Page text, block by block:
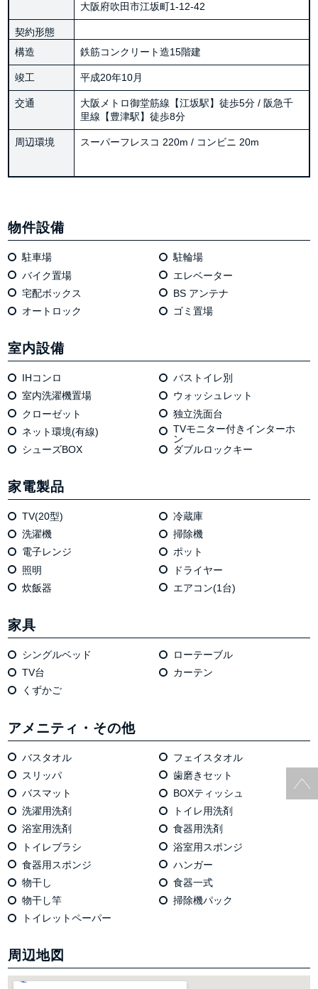
大阪府吹田市江坂町1‐12‐42
契約形態
構造
鉄筋コンクリート造15階建
竣工 平成20年10月
交通
大阪メトロ御堂筋線【江坂駅】徒歩5分 / 阪急千
里線【豊津駅】徒歩8分
周辺環境 スーパーフレスコ 220m / コンビニ 20m
物件設備
駐車場
駐輪場
バイク置場
エレベーター
宅配ボックス
BS アンテナ
オートロック
ゴミ置場
室内設備
IHコンロ
バストイレ別
室内洗濯機置場
ウォッシュレット
クローゼット
独⽴洗⾯台
ネット環境(有線)
TVモニター付きインターホ
ン
シューズBOX
ダブルロックキー
家電製品
TV(20型)
冷蔵庫
洗濯機
掃除機
電⼦レンジ
ポット
照明
ドライヤー
炊飯器
エアコン(1台)
家具
シングルベッド
ローテーブル
TV台
カーテン
くずかご
アメニティ・その他
バスタオル
フェイスタオル
スリッパ
歯磨きセット
バスマット
BOXティッシュ
洗濯用洗剤
トイレ用洗剤
浴室用洗剤
食器用洗剤
トイレブラシ
浴室用スポンジ
食器用スポンジ
ハンガー
物干し
食器一式
物干し竿
掃除機パック
トイレットペーパー
周辺地図